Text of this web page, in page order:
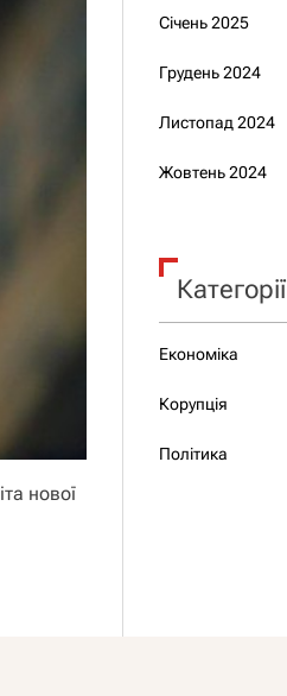
нової
Січень 2025
Грудень 2024
Листопад 2024
Жовтень 2024
Категорії
Економіка
Корупція
Політика